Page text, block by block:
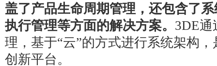
盖了产品生命周期管理，还包含了
执行管理等方面的解决方案。 3DE通
理，基于“云”的方式进行系统架构
创新平台。